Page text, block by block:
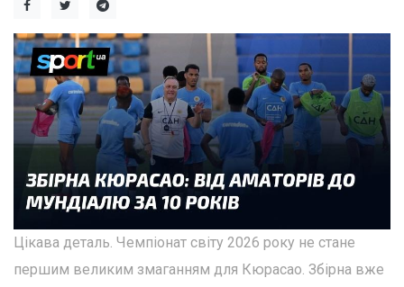
Цікава деталь. Чемпіонат світу 2026 року не стане
першим великим змаганням для Кюрасао. Збірна вже